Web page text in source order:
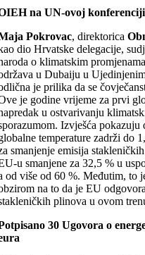
na UN-ovoj
Pokrovac, direktorica
dio Hrvatske delegacije,
o klimatskim
u Dubaiju u
je prilika da se
je godine vrijeme za prvi
u ostvarivanju
Izvješća
temperature zadrži do
smanjenje emisija
u smanjene za 32,5 % u
od više od 60 %. Međutim, to
na to da je EU
plinova u ovom
30 Ugovora o